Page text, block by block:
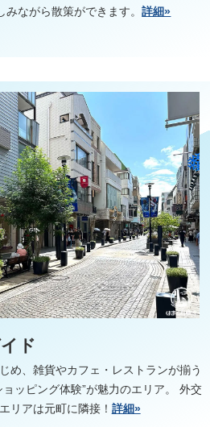
みながら散策ができます。詳細»
ド
め、雑貨やカフェ・レストランが揃う
ッピング体験”が魅力のエリア。 外交
リアは元町に隣接！ 詳細»